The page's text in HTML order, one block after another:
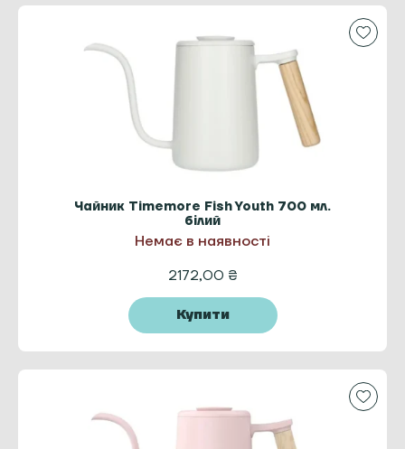
Чайник Timemore Fish Youth 700 мл.
білий
Немає в наявності
2172,00 ₴
Купити